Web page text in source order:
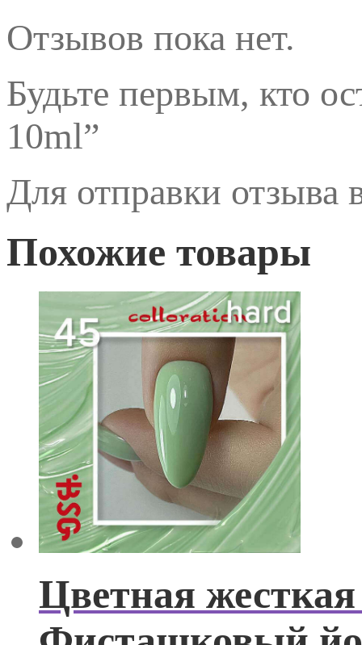
Отзывов пока нет.
Будьте первым, кто
10ml”
Для отправки отзыва
Похожие товары
Цветная